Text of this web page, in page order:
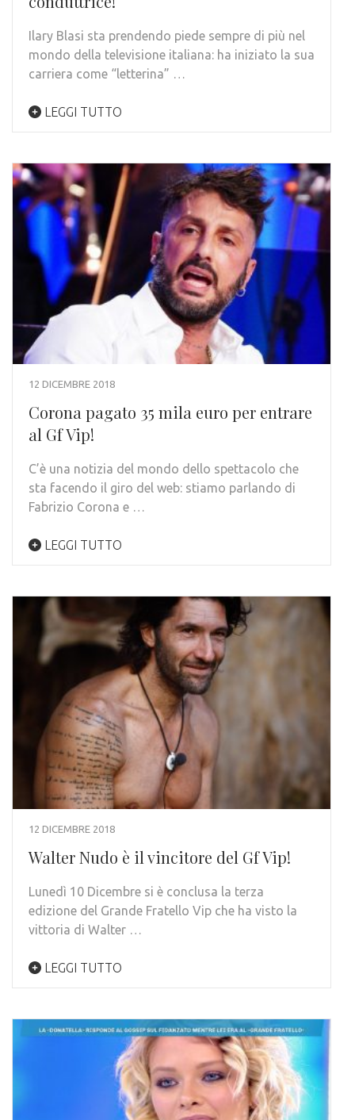
Ilary Blasi sta prendendo piede sempre di più nel
mondo della televisione italiana: ha iniziato la sua
carriera come “letterina” …
LEGGI TUTTO
12 DICEMBRE 2018
Corona pagato 35 mila euro per entrare
al Gf Vip!
C’è una notizia del mondo dello spettacolo che
sta facendo il giro del web: stiamo parlando di
Fabrizio Corona e …
LEGGI TUTTO
12 DICEMBRE 2018
Walter Nudo è il vincitore del Gf Vip!
Lunedì 10 Dicembre si è conclusa la terza
edizione del Grande Fratello Vip che ha visto la
vittoria di Walter …
LEGGI TUTTO